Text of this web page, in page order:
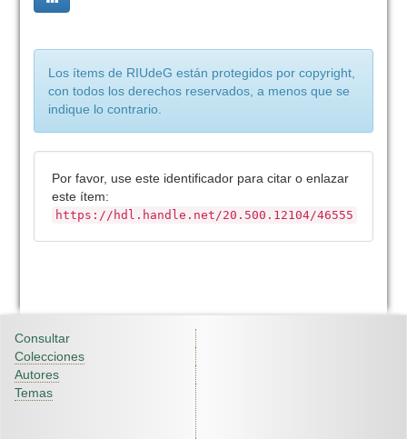
Los ítems de RIUdeG están protegidos por copyright,
con todos los derechos reservados, a menos que se
indique lo contrario.
Por favor, use este identificador para citar o enlazar
este ítem:
https://hdl.handle.net/20.500.12104/46555
Consultar
Colecciones
Autores
Temas